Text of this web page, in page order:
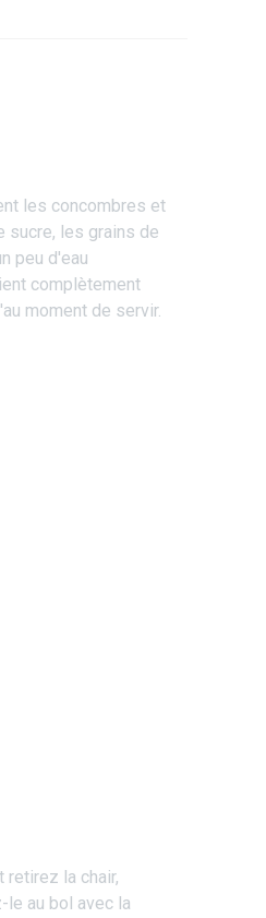
les concombres et
sucre, les grains de
peu d'eau
complètement
moment de servir.
retirez la chair,
le au bol avec la